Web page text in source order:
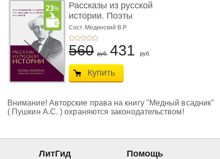
Рассказы из русской
истории. Поэты
Империи. Из� ...
Сост. Мединский В.Р.
560 руб. 431 руб.
Купить
Внимание! Авторские права на книгу "Медный всадник"
( Пушкин А.С. ) охраняются законодательством!
ЛитГид Помощь